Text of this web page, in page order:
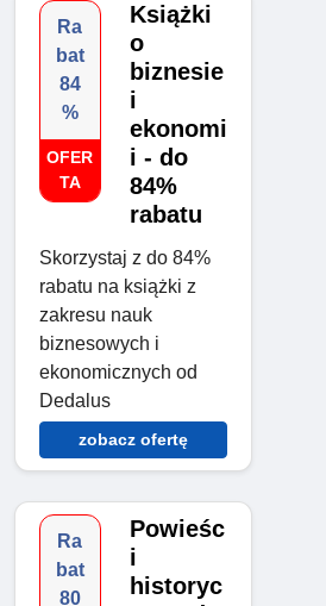
Ra
bat
84
%
OFER
TA
Książki
o
biznesie
i
ekonomi
i - do
84%
rabatu
Skorzystaj z do 84%
rabatu na książki z
zakresu nauk
biznesowych i
ekonomicznych od
Dedalus
zobacz ofertę
Ra
bat
80
Powieśc
i
historyc